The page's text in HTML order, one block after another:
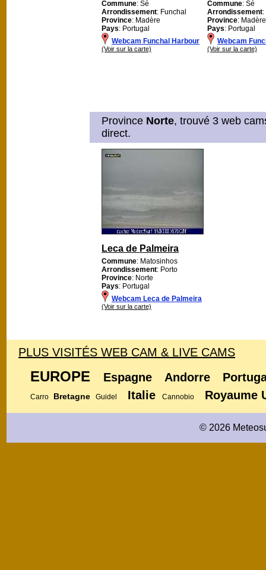
Commune: Sé
Arrondissement: Funchal
Province: Madère
Pays: Portugal
Webcam Funchal Harbour
(Voir sur la carte)
Commune: Sé
Arrondissement
Province: Madère
Pays: Portugal
Webcam
(Voir sur la carte)
Province Norte, trouvé 3 web
direct.
Leca de Palmeira
Commune: Matosinhos
Arrondissement: Porto
Province: Norte
Pays: Portugal
Webcam Leca de Palmeira
(Voir sur la carte)
PLUS VISITÉS WEB CAM & LIVE CAMS
EUROPE Espagne Andorre
Carro Bretagne Guidel Italie Cannobio Royaume
© 2026